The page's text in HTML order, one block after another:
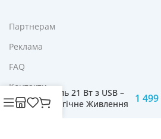
Партнерам
Реклама
FAQ
Контакти
Панель 21 Вт з USB –
Екологічне Живлення
1 499